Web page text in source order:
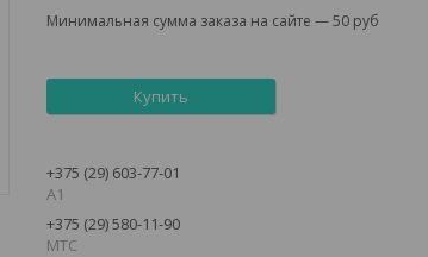
Минимальная сумма заказа на сайте — 50 руб
Купить
+375 (29) 603-77-01
А1
+375 (29) 580-11-90
MTC